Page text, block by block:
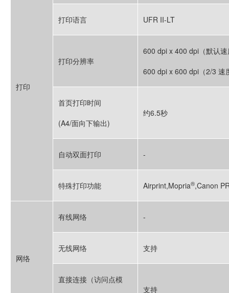
打印
打印语言 UFR II-LT
打印分辨率
600 dpi x 400 dpi（默认
600 dpi x 600 dpi（2/3 速
首页打印时间
(A4/面向下输出)
约6.5秒
自动双面打印 -
特殊打印功能 Airprint,Mopria®,Canon
网络
有线网络 -
无线网络 支持
直接连接（访问点模
支持